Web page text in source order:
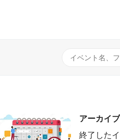
アーカイ
終了した